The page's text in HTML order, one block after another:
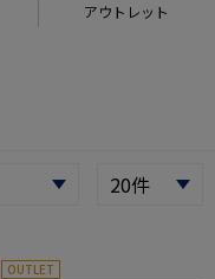
アウトレット
OUTLET